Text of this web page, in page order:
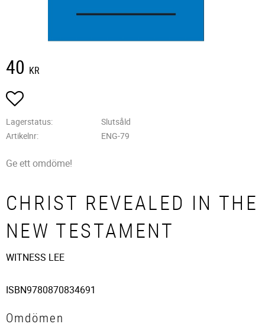
40 KR
Lägg till i favoriter
Lagerstatus
Slutsåld
Artikelnr
ENG-79
Ge ett omdöme!
CHRIST REVEALED IN THE
NEW TESTAMENT
WITNESS LEE
ISBN9780870834691
Omdömen